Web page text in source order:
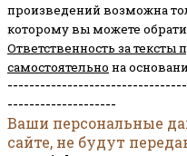
произведений возможна
которому вы можете
Ответственность за
самостоятельно на
--------------------
Ваши персональные
сайте, не будут